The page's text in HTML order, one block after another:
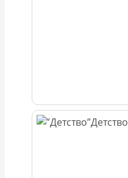
Детство